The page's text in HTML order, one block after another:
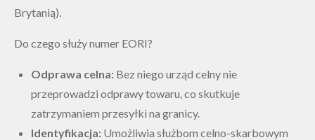
Brytanią).
Do czego służy numer EORI?
Odprawa celna: Bez niego urząd celny nie
przeprowadzi odprawy towaru, co skutkuje
zatrzymaniem przesyłki na granicy.
Identyfikacja: Umożliwia służbom celno-skarbowym